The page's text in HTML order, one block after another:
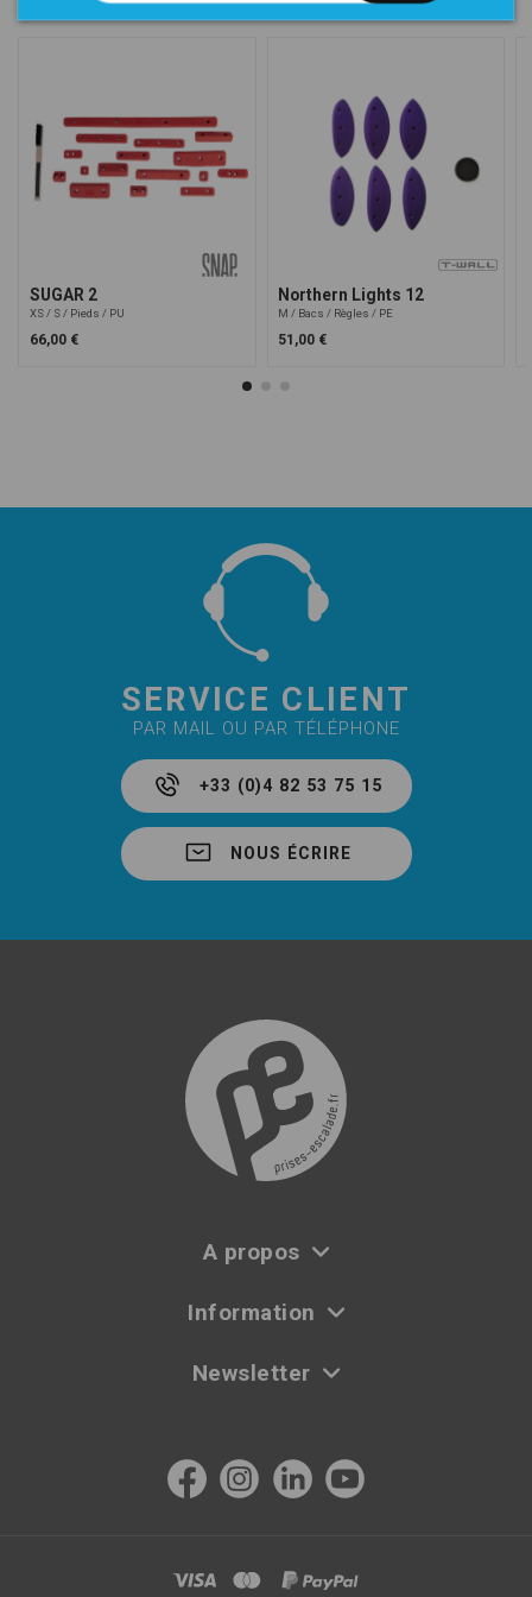
SUGAR 2
XS S Pieds PU
66,00 €
Northern Lights 12
M Bacs Règles PE
51,00 €
SERVICE CLIENT
PAR MAIL OU PAR TÉLÉPHONE
+33 (0)4 82 53 75 15
NOUS ÉCRIRE
A propos
Information
Newsletter